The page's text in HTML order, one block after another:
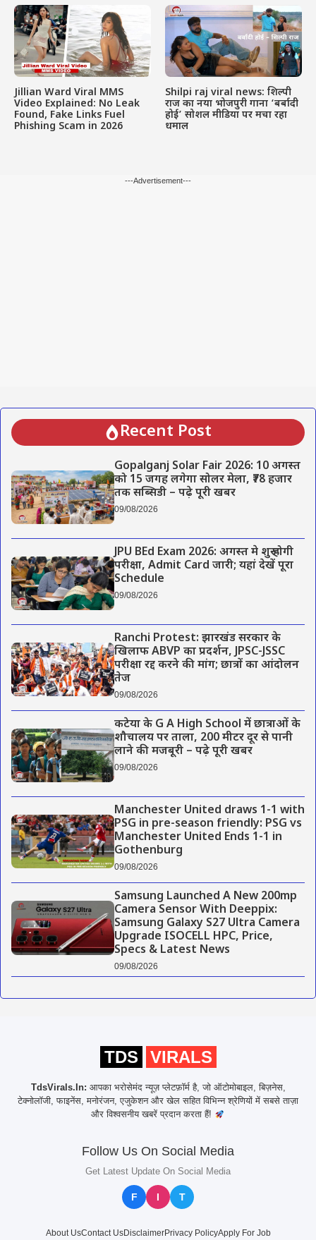
Jillian Ward Viral MMS
Video Explained: No Leak
Found, Fake Links Fuel
Phishing Scam in 2026
Shilpi raj viral news: शिल्पी
राज का नया भोजपुरी गाना ‘बर्बादी
होई’ सोशल मीडिया पर मचा रहा
धमाल
---Advertisement---
Recent Post
Gopalganj Solar Fair 2026: 10 अगस्त
को 15 जगह लगेगा सोलर मेला, ₹78 हजार
तक सब्सिडी – पढ़े पूरी खबर
09/08/2026
JPU BEd Exam 2026: अगस्त मे शुरू होगी
परीक्षा, Admit Card जारी; यहां देखें पूरा
Schedule
09/08/2026
Ranchi Protest: झारखंड सरकार के
खिलाफ ABVP का प्रदर्शन, JPSC-JSSC
परीक्षा रद्द करने की मांग; छात्रों का आंदोलन
तेज
09/08/2026
कटेया के G A High School में छात्राओं के
शौचालय पर ताला, 200 मीटर दूर से पानी
लाने की मजबूरी – पढ़े पूरी खबर
09/08/2026
Manchester United draws 1-1 with
PSG in pre-season friendly: PSG vs
Manchester United Ends 1-1 in
Gothenburg
09/08/2026
Samsung Launched A New 200mp
Camera Sensor With Deeppix:
Samsung Galaxy S27 Ultra Camera
Upgrade ISOCELL HPC, Price,
Specs & Latest News
09/08/2026
TDS VIRALS
TdsVirals.In: आपका भरोसेमंद न्यूज़ प्लेटफ़ॉर्म है, जो ऑटोमोबाइल, बिज़नेस,
टेक्नोलॉजी, फाइनेंस, मनोरंजन, एजुकेशन और खेल सहित विभिन्न श्रेणियों में सबसे ताज़ा
और विश्वसनीय खबरें प्रदान करता हैं!
Follow Us On Social Media
Get Latest Update On Social Media
F I T
About UsContact UsDisclaimerPrivacy PolicyApply For Job